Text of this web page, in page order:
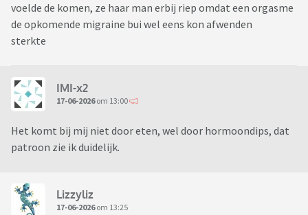
voelde de komen, ze haar man erbij riep omdat een orgasme
de opkomende migraine bui wel eens kon afwenden
sterkte
IMI-x2
17-06-2026om 13:00
Het komt bij mij niet door eten, wel door hormoondips, dat
patroon zie ik duidelijk.
Lizzyliz
17-06-2026om 13:25